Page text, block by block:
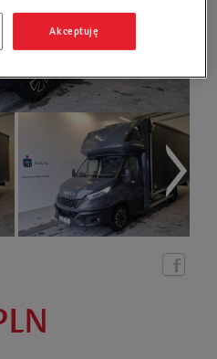
Akceptuję